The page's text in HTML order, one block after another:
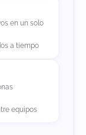
en un solo
a tiempo
equipos